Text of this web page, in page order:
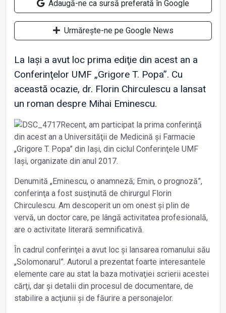
Adaugă-ne ca sursă preferată în Google
Urmărește-ne pe Google News
La Iași a avut loc prima ediţie din acest an a
Conferinţelor UMF „Grigore T. Popa”. Cu
această ocazie, dr. Florin Chirculescu a lansat
un roman despre Mihai Eminescu.
Recent, am participat la prima conferinţă
din acest an a Universităţii de Medicină și Farmacie
„Grigore T. Popa” din Iași, din ciclul Conferinţele UMF
Iași, organizate din anul 2017.
Denumită „Eminescu, o anamneză; Emin, o prognoză”,
conferinţa a fost susţinută de chirurgul Florin
Chirculescu. Am descoperit un om onest și plin de
vervă, un doctor care, pe lângă activitatea profesională,
are o activitate literară semnificativă.
În cadrul conferinţei a avut loc și lansarea romanului său
„Solomonarul”. Autorul a prezentat foarte interesantele
elemente care au stat la baza motivaţiei scrierii acestei
cărţi, dar și detalii din procesul de documentare, de
stabilire a acţiunii și de făurire a personajelor.